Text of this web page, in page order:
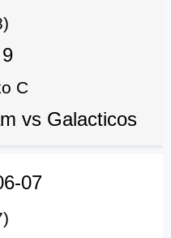
9
C
vs Galacticos
07